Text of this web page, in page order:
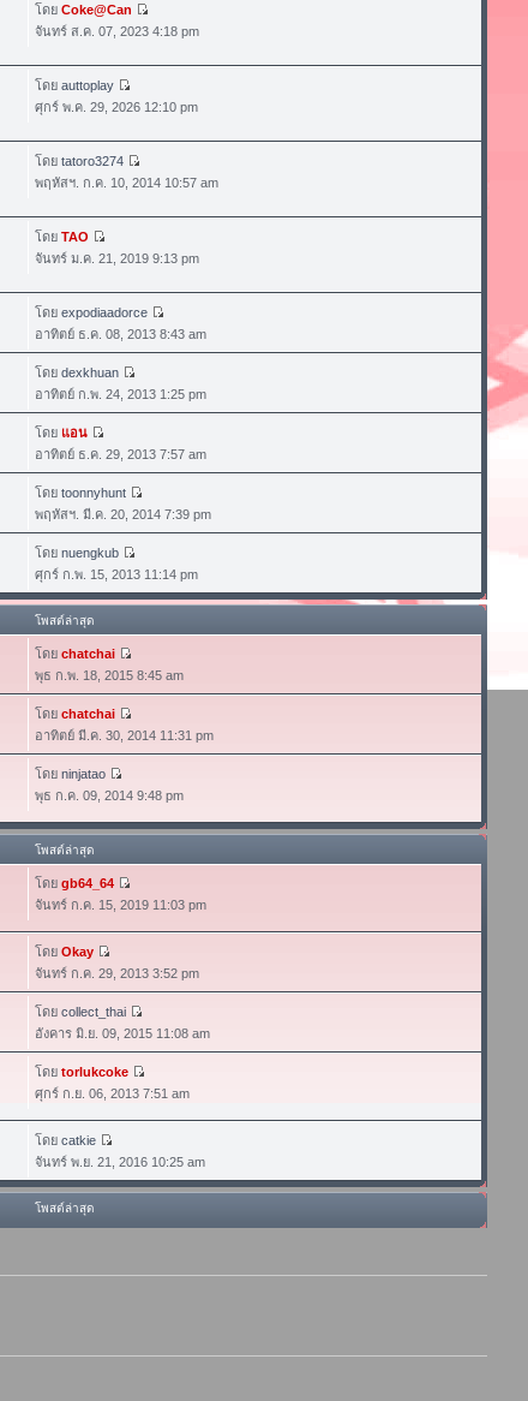
โดย Coke@Can
จันทร์ ส.ค. 07, 2023 4:18 pm
โดย auttoplay
ศุกร์ พ.ค. 29, 2026 12:10 pm
โดย tatoro3274
พฤหัสฯ. ก.ค. 10, 2014 10:57 am
โดย TAO
จันทร์ ม.ค. 21, 2019 9:13 pm
โดย expodiaadorce
อาทิตย์ ธ.ค. 08, 2013 8:43 am
โดย dexkhuan
อาทิตย์ ก.พ. 24, 2013 1:25 pm
โดย แอน
อาทิตย์ ธ.ค. 29, 2013 7:57 am
โดย toonnyhunt
พฤหัสฯ. มี.ค. 20, 2014 7:39 pm
โดย nuengkub
ศุกร์ ก.พ. 15, 2013 11:14 pm
โพสต์ล่าสุด
โดย chatchai
พุธ ก.พ. 18, 2015 8:45 am
โดย chatchai
อาทิตย์ มี.ค. 30, 2014 11:31 pm
โดย ninjatao
พุธ ก.ค. 09, 2014 9:48 pm
โพสต์ล่าสุด
โดย gb64_64
จันทร์ ก.ค. 15, 2019 11:03 pm
โดย Okay
จันทร์ ก.ค. 29, 2013 3:52 pm
โดย collect_thai
อังคาร มิ.ย. 09, 2015 11:08 am
โดย torlukcoke
ศุกร์ ก.ย. 06, 2013 7:51 am
โดย catkie
จันทร์ พ.ย. 21, 2016 10:25 am
โพสต์ล่าสุด